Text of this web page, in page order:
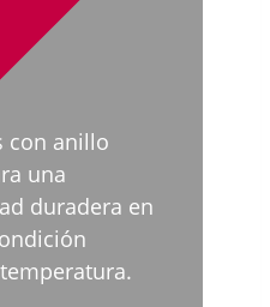
con anillo
una
duradera en